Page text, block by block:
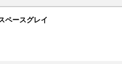
ペースグレイ